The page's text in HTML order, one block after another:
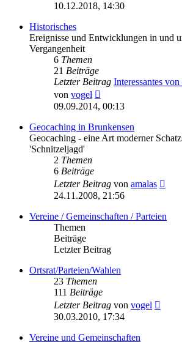
Beitrag
10.12.2018, 14:30
Historisches
Ereignisse und Entwicklungen in und
Vergangenheit
6 Themen
21 Beiträge
Letzter Beitrag Interessantes
von vogel
Beitrag
09.09.2014, 00:13
Geocaching in Brunkensen
Geocaching - eine Art moderner
'Schnitzeljagd'
2 Themen
6 Beiträge
Letzter Beitrag von amalas
24.11.2008, 21:56
Vereine / Gemeinschaften / Parteien
Themen
Beiträge
Letzter Beitrag
Ortsrat/Parteien/Wahlen
23 Themen
111 Beiträge
Letzter Beitrag von vogel
30.03.2010, 17:34
Vereine und Gemeinschaften